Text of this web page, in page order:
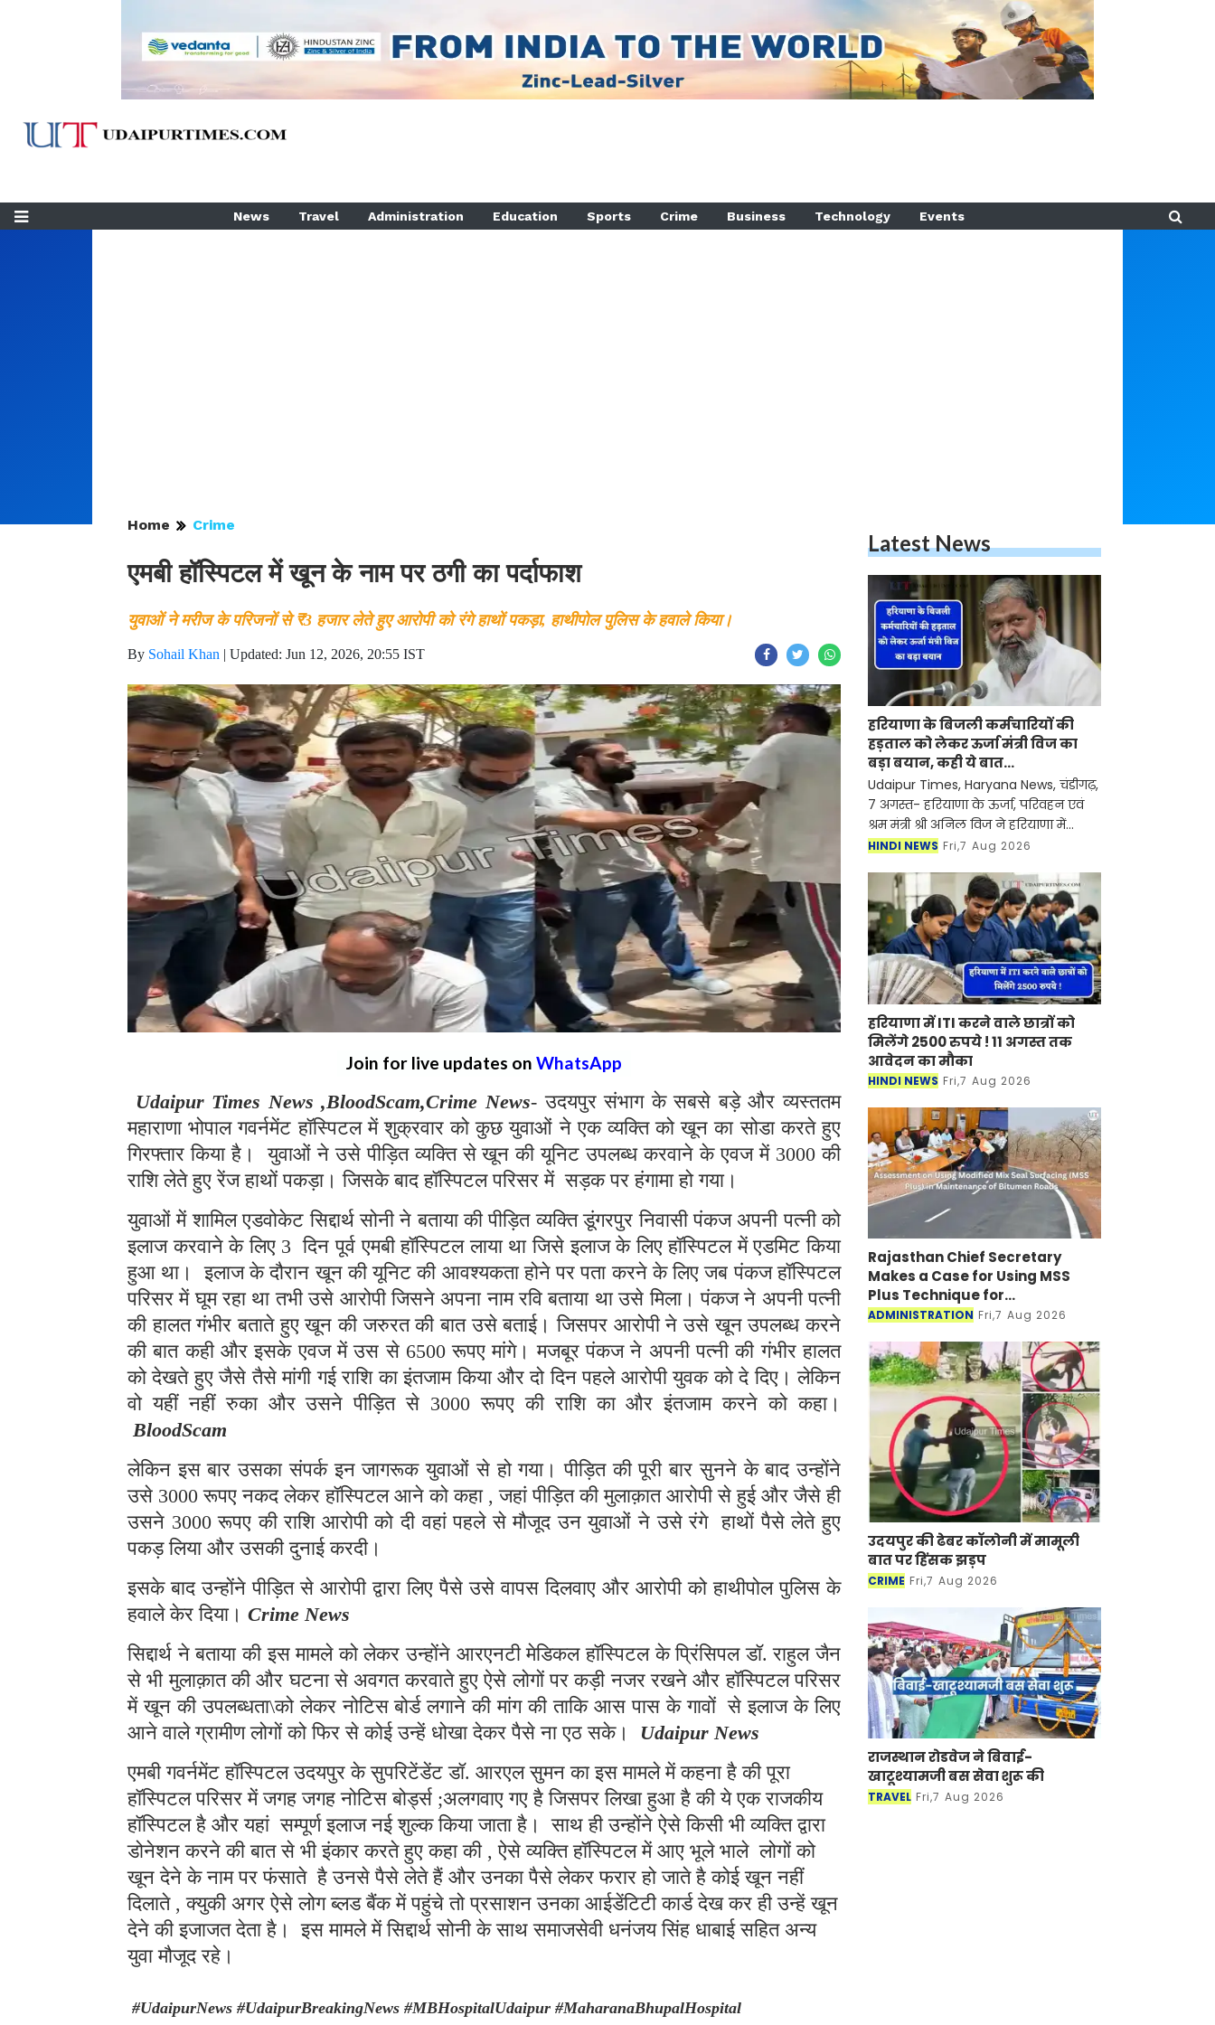
News Travel Administration Education Sports Crime Business Technology Events
Home Crime
एमबी हॉस्पिटल में खून के नाम पर ठगी का पर्दाफाश
युवाओं ने मरीज के परिजनों से ₹3 हजार लेते हुए आरोपी को रंगे हाथों पकड़ा, हाथीपोल पुलिस के हवाले किया।
By Sohail Khan | Updated: Jun 12, 2026, 20:55 IST
Join for live updates on WhatsApp
Udaipur Times News ,BloodScam,Crime News- उदयपुर संभाग के सबसे बड़े और व्यस्ततम
महाराणा भोपाल गवर्नमेंट हॉस्पिटल में शुक्रवार को कुछ युवाओं ने एक व्यक्ति को खून का सोडा करते हुए
गिरफ्तार किया है। युवाओं ने उसे पीड़ित व्यक्ति से खून की यूनिट उपलब्ध करवाने के एवज में 3000 की
राशि लेते हुए रेंज हाथों पकड़ा। जिसके बाद हॉस्पिटल परिसर में सड़क पर हंगामा हो गया।
युवाओं में शामिल एडवोकेट सिद्दार्थ सोनी ने बताया की पीड़ित व्यक्ति डूंगरपुर निवासी पंकज अपनी पत्नी को
इलाज करवाने के लिए 3 दिन पूर्व एमबी हॉस्पिटल लाया था जिसे इलाज के लिए हॉस्पिटल में एडमिट किया
हुआ था। इलाज के दौरान खून की यूनिट की आवश्यकता होने पर पता करने के लिए जब पंकज हॉस्पिटल
परिसर में घूम रहा था तभी उसे आरोपी जिसने अपना नाम रवि बताया था उसे मिला। पंकज ने अपनी पत्नी
की हालत गंभीर बताते हुए खून की जरुरत की बात उसे बताई। जिसपर आरोपी ने उसे खून उपलब्ध करने
की बात कही और इसके एवज में उस से 6500 रूपए मांगे। मजबूर पंकज ने अपनी पत्नी की गंभीर हालत
को देखते हुए जैसे तैसे मांगी गई राशि का इंतजाम किया और दो दिन पहले आरोपी युवक को दे दिए। लेकिन
वो यहीं नहीं रुका और उसने पीड़ित से 3000 रूपए की राशि का और इंतजाम करने को कहा।
BloodScam
लेकिन इस बार उसका संपर्क इन जागरूक युवाओं से हो गया। पीड़ित की पूरी बार सुनने के बाद उन्होंने
उसे 3000 रूपए नकद लेकर हॉस्पिटल आने को कहा , जहां पीड़ित की मुलाक़ात आरोपी से हुई और जैसे ही
उसने 3000 रूपए की राशि आरोपी को दी वहां पहले से मौजूद उन युवाओं ने उसे रंगे हाथों पैसे लेते हुए
पकड़ लिया और उसकी दुनाई करदी।
इसके बाद उन्होंने पीड़ित से आरोपी द्वारा लिए पैसे उसे वापस दिलवाए और आरोपी को हाथीपोल पुलिस के
हवाले केर दिया। Crime News
सिद्दार्थ ने बताया की इस मामले को लेकर उन्होंने आरएनटी मेडिकल हॉस्पिटल के प्रिंसिपल डॉ. राहुल जैन
से भी मुलाक़ात की और घटना से अवगत करवाते हुए ऐसे लोगों पर कड़ी नजर रखने और हॉस्पिटल परिसर
में खून की उपलब्धता\को लेकर नोटिस बोर्ड लगाने की मांग की ताकि आस पास के गावों से इलाज के लिए
आने वाले ग्रामीण लोगों को फिर से कोई उन्हें धोखा देकर पैसे ना एठ सके। Udaipur News
एमबी गवर्नमेंट हॉस्पिटल उदयपुर के सुपरिटेंडेंट डॉ. आरएल सुमन का इस मामले में कहना है की पूरा
हॉस्पिटल परिसर में जगह जगह नोटिस बोर्ड्स ;अलगवाए गए है जिसपर लिखा हुआ है की ये एक राजकीय
हॉस्पिटल है और यहां सम्पूर्ण इलाज नई शुल्क किया जाता है। साथ ही उन्होंने ऐसे किसी भी व्यक्ति द्वारा
डोनेशन करने की बात से भी इंकार करते हुए कहा की , ऐसे व्यक्ति हॉस्पिटल में आए भूले भाले लोगों को
खून देने के नाम पर फंसाते है उनसे पैसे लेते हैं और उनका पैसे लेकर फरार हो जाते है कोई खून नहीं
दिलाते , क्युकी अगर ऐसे लोग ब्लड बैंक में पहुंचे तो प्रसाशन उनका आईडेंटिटी कार्ड देख कर ही उन्हें खून
देने की इजाजत देता है। इस मामले में सिद्दार्थ सोनी के साथ समाजसेवी धनंजय सिंह धाबाई सहित अन्य
युवा मौजूद रहे।
#UdaipurNews #UdaipurBreakingNews #MBHospitalUdaipur #MaharanaBhupalHospital
Latest News
हरियाणा के बिजली कर्मचारियों की
हड़ताल को लेकर ऊर्जा मंत्री विज का
बड़ा बयान, कही ये बात...
Udaipur Times, Haryana News, चंडीगढ़,
7 अगस्त- हरियाणा के ऊर्जा, परिवहन एवं
श्रम मंत्री श्री अनिल विज ने हरियाणा में
बिजली यूनियन की 11 से 13 अगस्त तक
कि हम य
HINDI NEWS Fri,7 Aug 2026
हरियाणा में ITI करने वाले छात्रों को
मिलेंगे 2500 रुपये ! 11 अगस्त तक
आवेदन का मौका
HINDI NEWS Fri,7 Aug 2026
Rajasthan Chief Secretary
Makes a Case for Using MSS
Plus Technique for
Maintenance of Bitumen Roads
ADMINISTRATION Fri,7 Aug 2026
उदयपुर की ढेबर कॉलोनी में मामूली
बात पर हिंसक झड़प
CRIME Fri,7 Aug 2026
राजस्थान रोडवेज ने बिवाई-
खाटूश्यामजी बस सेवा शुरू की
TRAVEL Fri,7 Aug 2026